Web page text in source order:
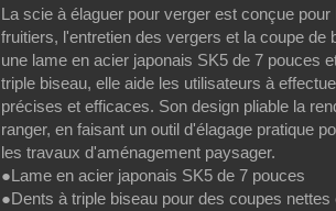
La scie à élaguer pour verger est conçue pour
fruitiers, l'entretien des vergers et la coupe de
une lame en acier japonais SK5 de 7 pouces
triple biseau, elle aide les utilisateurs à
précises et efficaces. Son design pliable la
ranger, en faisant un outil d'élagage pratique
les travaux d'aménagement paysager.
●Lame en acier japonais SK5 de 7 pouces
●Dents à triple biseau pour des coupes nettes